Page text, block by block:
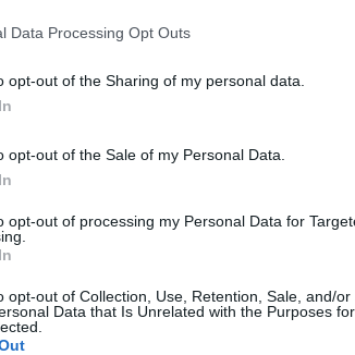
Data Processing Opt Outs
opt-out of the Sharing of my personal data.
opt-out of the Sale of my Personal Data.
opt-out of processing my Personal Data for
opt-out of Collection, Use, Retention, Sale, and/or
Data that Is Unrelated with the Purposes